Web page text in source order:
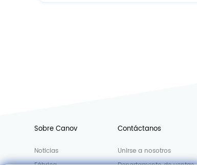
Sobre Canov
Noticias
Contáctanos
Unirse a nosotros